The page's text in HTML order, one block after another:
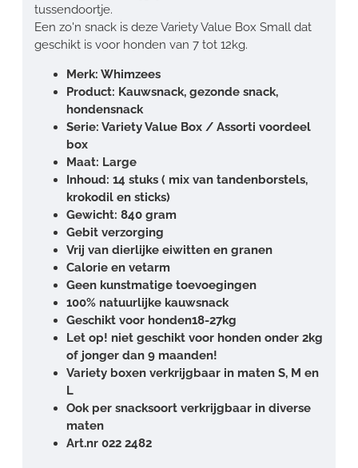
tussendoortje.
Een zo'n snack is deze Variety Value Box Small dat
geschikt is voor honden van 7 tot 12kg.
Merk: Whimzees
Product: Kauwsnack, gezonde snack,
hondensnack
Serie: Variety Value Box / Assorti voordeel
box
Maat: Large
Inhoud: 14 stuks ( mix van tandenborstels,
krokodil en sticks)
Gewicht: 840 gram
Gebit verzorging
Vrij van dierlijke eiwitten en granen
Calorie en vetarm
Geen kunstmatige toevoegingen
100% natuurlijke kauwsnack
Geschikt voor honden18-27kg
Let op! niet geschikt voor honden onder 2kg
of jonger dan 9 maanden!
Variety boxen verkrijgbaar in maten S, M en
L
Ook per snacksoort verkrijgbaar in diverse
maten
Art.nr 022 2482